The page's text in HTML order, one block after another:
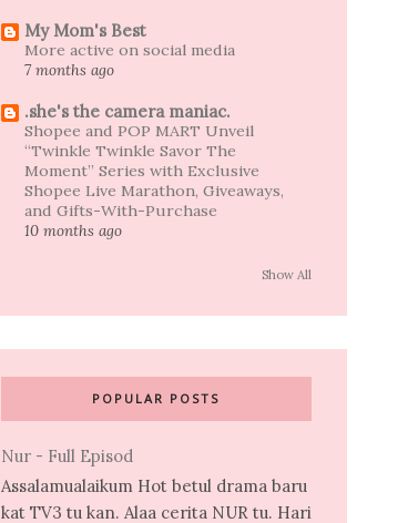
My Mom's Best
More active on social media
7 months ago
.she's the camera maniac.
Shopee and POP MART Unveil
“Twinkle Twinkle Savor The
Moment” Series with Exclusive
Shopee Live Marathon, Giveaways,
and Gifts-With-Purchase
10 months ago
Show All
POPULAR POSTS
Nur - Full Episod
Assalamualaikum Hot betul drama baru
kat TV3 tu kan. Alaa cerita NUR tu. Hari